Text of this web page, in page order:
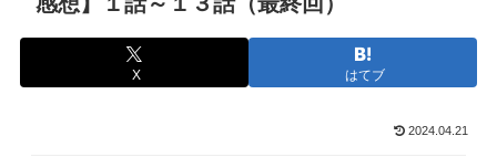
X はてブ
2024.04.21